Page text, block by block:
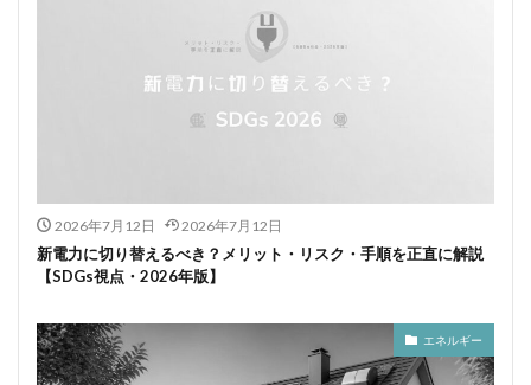
2026年7月12日 2026年7月12日
新電力に切り替えるべき？メリット・リスク・手順を正直に解説
【SDGs視点・2026年版】
エネルギー